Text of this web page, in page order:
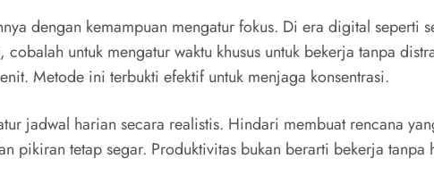
dengan kemampuan mengatur fokus. Di era digital
untuk mengatur waktu khusus untuk bekerja tanpa
Metode ini terbukti efektif untuk menjaga konsentrasi.
jadwal harian secara realistis. Hindari membuat rencana
pikiran tetap segar. Produktivitas bukan berarti bekerja